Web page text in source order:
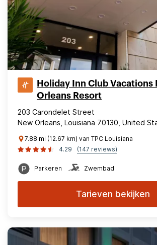
Holiday Inn Club Vacations
Orleans Resort
203 Carondelet Street
New Orleans, Louisiana 70130, United
7.88 mi (12.67 km) van TPC Louisiana
4.29
(147 reviews)
Parkeren Zwembad
Tarieven bekijken